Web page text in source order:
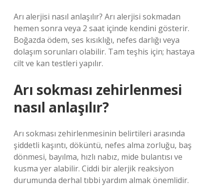
Arı alerjisi nasıl anlaşılır? Arı alerjisi sokmadan
hemen sonra veya 2 saat içinde kendini gösterir.
Boğazda ödem, ses kısıklığı, nefes darlığı veya
dolaşım sorunları olabilir. Tam teşhis için; hastaya
cilt ve kan testleri yapılır.
Arı sokması zehirlenmesi
nasıl anlaşılır?
Arı sokması zehirlenmesinin belirtileri arasında
şiddetli kaşıntı, döküntü, nefes alma zorluğu, baş
dönmesi, bayılma, hızlı nabız, mide bulantısı ve
kusma yer alabilir. Ciddi bir alerjik reaksiyon
durumunda derhal tıbbi yardım almak önemlidir.